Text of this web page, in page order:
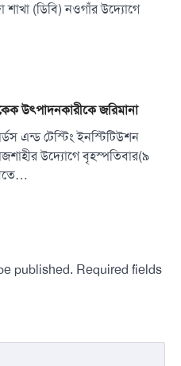
শাখা (ডিবি) নওগাঁর উদ্যোগে
উৎপাদনকারীকে জরিমানা
এন্ড টেস্টিং ইনস্টিটিউশন
উদ্যোগে বৃহস্পতিবার(৯
published. Required fields